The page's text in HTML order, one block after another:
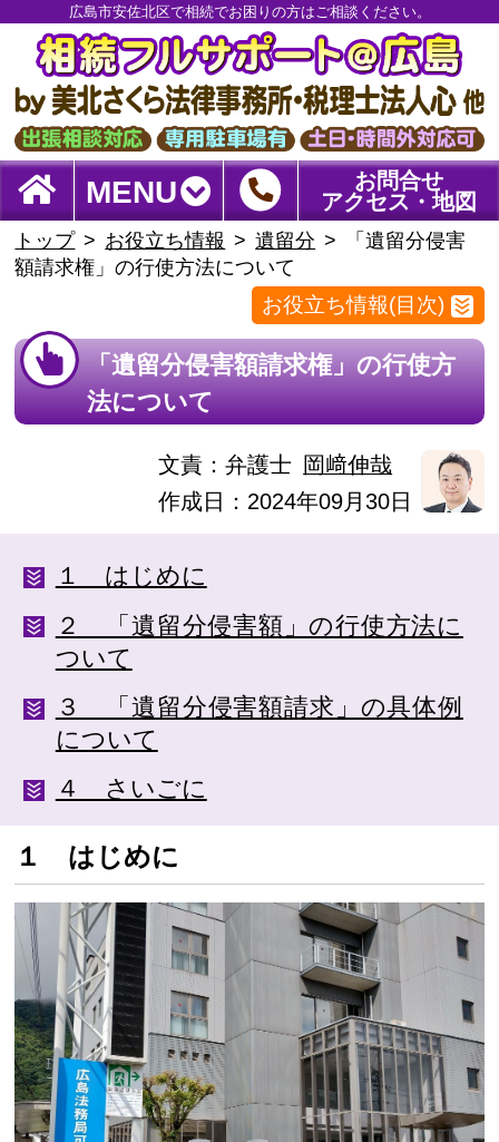
広島市安佐北区で相続でお困りの方はご相談ください。
MENU
お問合せ
アクセス・地図
トップ お役立ち情報 遺留分
「遺留分侵害
額請求権」の行使方法について
お役立ち情報(目次)
「遺留分侵害額請求権」の行使方
法について
文責：弁護士 岡﨑伸哉
作成日：2024年09月30日
１ はじめに
２ 「遺留分侵害額」の行使方法に
ついて
３ 「遺留分侵害額請求」の具体例
について
４ さいごに
１ はじめに